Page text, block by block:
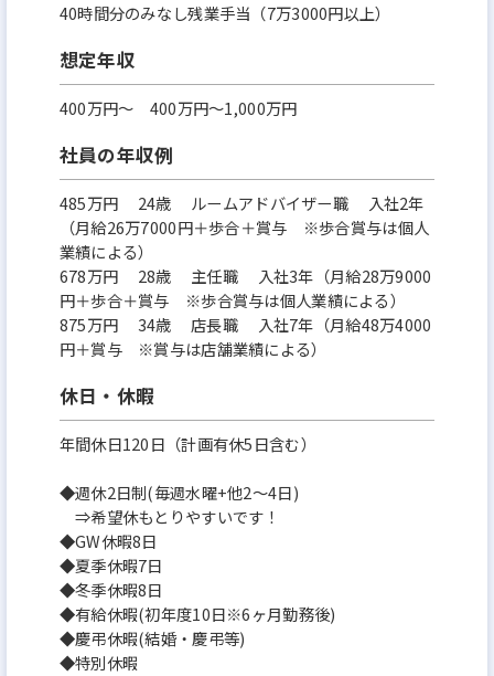
40時間分のみなし残業手当（7万3000円以上）
想定年収
400万円〜 400万円～1,000万円
社員の年収例
485万円 24歳 ルームアドバイザー職 入社2年
（月給26万7000円＋歩合＋賞与 ※歩合賞与は個人
業績による）
678万円 28歳 主任職 入社3年（月給28万9000
円＋歩合＋賞与 ※歩合賞与は個人業績による）
875万円 34歳 店長職 入社7年（月給48万4000
円＋賞与 ※賞与は店舗業績による）
休日・休暇
年間休日120日（計画有休5日含む）
◆週休2日制(毎週水曜+他2～4日)
⇒希望休もとりやすいです！
◆GW休暇8日
◆夏季休暇7日
◆冬季休暇8日
◆有給休暇(初年度10日※6ヶ月勤務後)
◆慶弔休暇(結婚・慶弔等)
◆特別休暇